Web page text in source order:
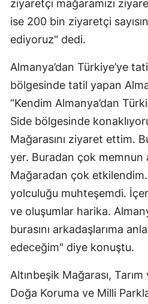
ziyaretçi mağaramızı
ise 200 bin ziyaretçi
ediyoruz" dedi.
Almanya’dan Türkiye’ye
bölgesinde tatil yapan
“Kendim Almanya’dan
Side bölgesinde
Mağarasını ziyaret ettim.
yer. Buradan çok memnun
Mağaradan çok
yolculuğu muhteşemdi.
ve oluşumlar harika.
burasını arkadaşlarıma
edeceğim" diye konuştu.
Altınbeşik Mağarası, Tarım
Doğa Koruma ve Milli